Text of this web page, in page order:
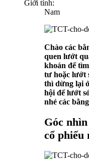
Giới tính:
Nam
Chào các
quen lướt
khoán để
tư hoặc lướt
thì dừng lại
hội để lướt
nhé các
Góc
cổ phiếu